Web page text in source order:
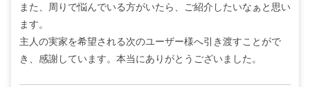
また、周りで悩んでいる方がいたら、ご紹介したいなぁと思い
ます。
主人の実家を希望される次のユーザー様へ引き渡すことがで
き、感謝しています。本当にありがとうございました。